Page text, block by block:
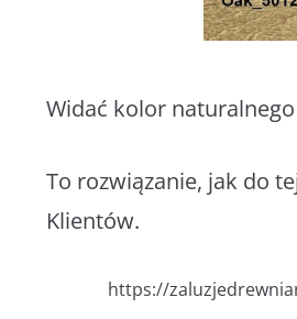
Widać kolor
To rozwiązanie, jak do
Klientów.
https://